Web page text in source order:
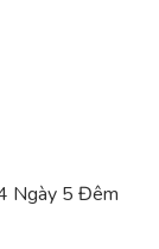
Ngày 5 Đêm